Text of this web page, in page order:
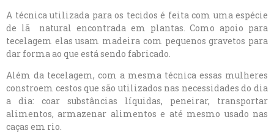
A técnica utilizada para os tecidos é feita com uma espécie
de lã natural encontrada em plantas. Como apoio para
tecelagem elas usam madeira com pequenos gravetos para
dar forma ao que está sendo fabricado.
Além da tecelagem, com a mesma técnica essas mulheres
constroem cestos que são utilizados nas necessidades do dia
a dia: coar substâncias líquidas, peneirar, transportar
alimentos, armazenar alimentos e até mesmo usado nas
caças em rio.